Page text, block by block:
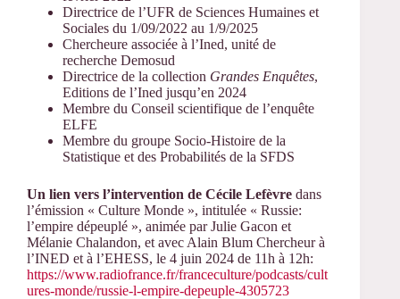
Directrice de l’UFR de Sciences Humaines et
Sociales du 1/09/2022 au 1/9/2025
Chercheure associée à l’Ined, unité de
recherche Demosud
Directrice de la collection Grandes Enquêtes,
Editions de l’Ined jusqu’en 2024
Membre du Conseil scientifique de l’enquête
ELFE
Membre du groupe Socio-Histoire de la
Statistique et des Probabilités de la SFDS
Un lien vers l’intervention de Cécile Lefèvre dans
l’émission « Culture Monde », intitulée « Russie:
l’empire dépeuplé », animée par Julie Gacon et
Mélanie Chalandon, et avec Alain Blum Chercheur à
l’INED et à l’EHESS, le 4 juin 2024 de 11h à 12h:
https://www.radiofrance.fr/franceculture/podcasts/cult
ures-monde/russie-l-empire-depeuple-4305723